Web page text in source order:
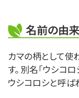
名前の由来
カマの柄として使
す。 別名「ウシコ
ウシコロシと呼ば